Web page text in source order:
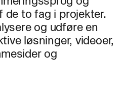
to fag i projekter.
og udføre en
løsninger, videoer,
og